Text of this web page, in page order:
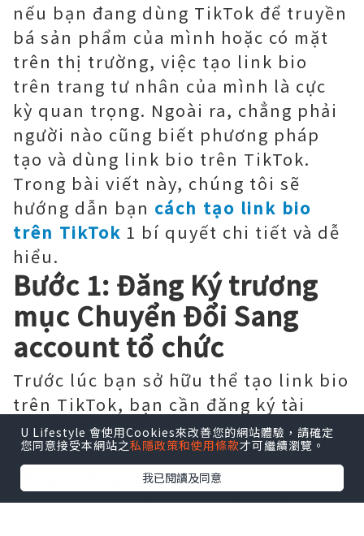
nếu bạn đang dùng TikTok để truyền
bá sản phẩm của mình hoặc có mặt
trên thị trường, việc tạo link bio
trên trang tư nhân của mình là cực
kỳ quan trọng. Ngoài ra, chẳng phải
người nào cũng biết phương pháp
tạo và dùng link bio trên TikTok.
Trong bài viết này, chúng tôi sẽ
hướng dẫn bạn cách tạo link bio
trên TikTok 1 bí quyết chi tiết và dễ
hiểu.
Bước 1: Đăng Ký trương
mục Chuyển Đổi Sang
account tổ chức
Trước lúc bạn sở hữu thể tạo link bio
trên TikTok, bạn cần đăng ký tài
khoản tổ chức. Điều này cho phép
bạn với quyền truy cập vào các tính
năng quảng cáo và giúp bạn theo dõi
hiệu quả của chiến dịch tiếp thị của
U Lifestyle 會使用Cookies來改善您的網站體驗，請確定
您同意接受本網站之私隱政策和使用條款才可繼續瀏覽。
我已閱讀及同意